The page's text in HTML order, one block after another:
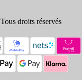
droits réservés